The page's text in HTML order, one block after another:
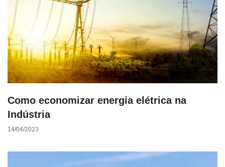
Como economizar energia elétrica na
Indústria
14/04/2023